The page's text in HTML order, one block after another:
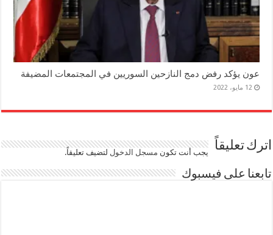
عون يؤكد رفض دمج النازحين السوريين في المجتمعات المضيفة
12 مايو، 2022
اترك تعليقاً يجب أنت تكون مسجل الدخوللتضيف تعليقاً.
تابعنا على فيسبوك